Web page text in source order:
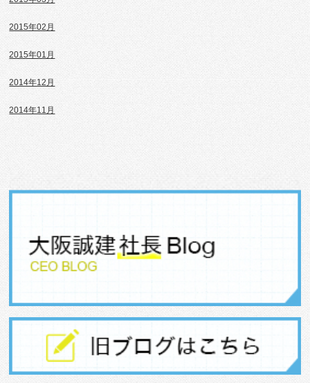
2015年02月
2015年01月
2014年12月
2014年11月